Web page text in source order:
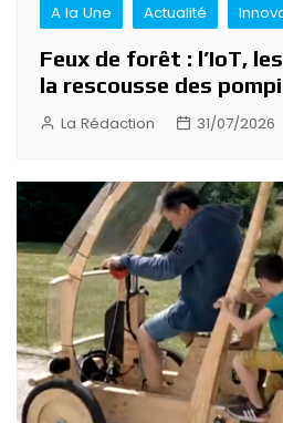
A la Une Actualité
Feux de forêt : l’IoT,
la rescousse des
La Rédaction 31/07/2026